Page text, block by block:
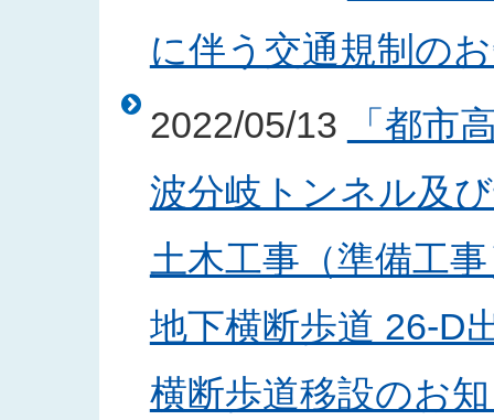
に伴う交通規制の
2022/05/13
「都市
波分岐トンネル及
土木工事（準備工
地下横断歩道 26-D
横断歩道移設のお